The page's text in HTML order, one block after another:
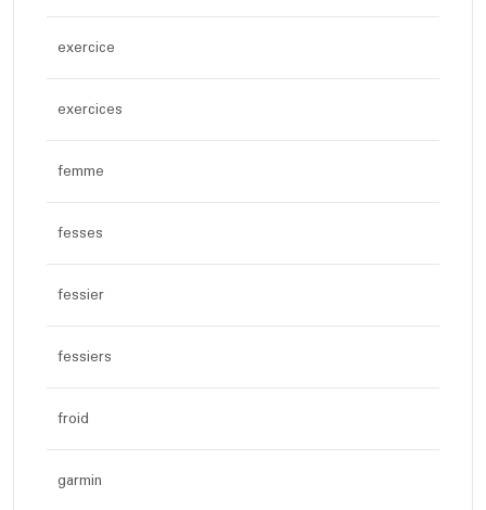
exercice
exercices
femme
fesses
fessier
fessiers
froid
garmin